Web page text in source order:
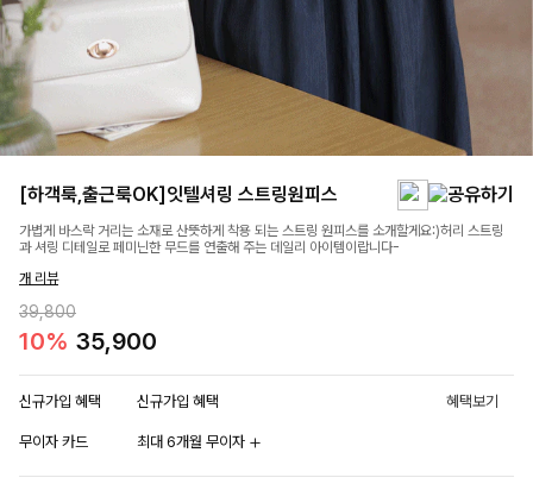
[하객룩,출근룩OK]잇텔셔링 스트링원피스
가볍게 바스락 거리는 소재로 산뜻하게 착용 되는 스트링 원피스를 소개할게요:)허리 스트링
과 셔링 디테일로 페미닌한 무드를 연출해 주는 데일리 아이템이랍니다-
개 리뷰
39,800
10% 35,900
신규가입 혜택 신규가입 혜택 혜택보기
무이자 카드 최대 6개월 무이자